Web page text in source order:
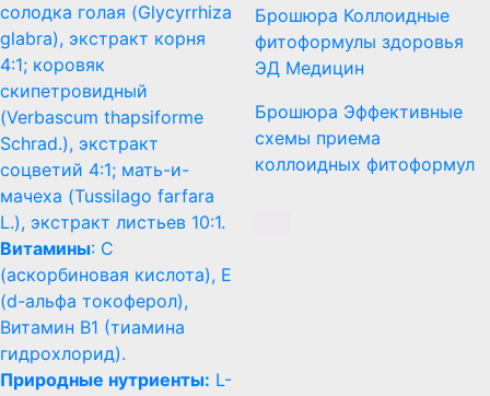
солодка голая (Glycyrrhiza
glabra), экстракт корня
4:1; коровяк
скипетровидный
(Verbascum thapsiforme
Schrad.), экстракт
соцветий 4:1; мать-и-
мачеха (Tussilago farfara
L.), экстракт листьев 10:1.
Витамины: С
(аскорбиновая кислота), Е
(d-альфа токоферол),
Витамин B1 (тиамина
гидрохлорид).
Природные нутриенты: L-
Брошюра Коллоидные
фитоформулы здоровья
ЭД Медицин
Брошюра Эффективные
схемы приема
коллоидных фитоформул